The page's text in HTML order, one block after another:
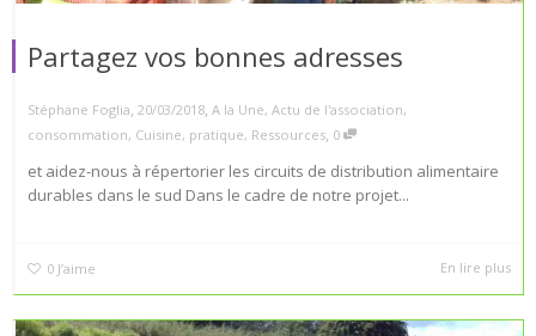
Partagez vos bonnes adresses
Stéphane Foglia, 20/03/2018, A la Une, Actu de l'association,
consommation, Cuisine, pratique, Ressources, 0
et aidez-nous à répertorier les circuits de distribution alimentaire
durables dans le sud Dans le cadre de notre projet...
0 J’aime En lire plus